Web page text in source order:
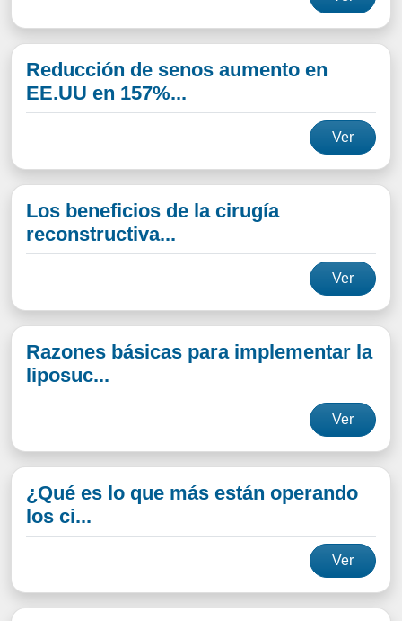
Reducción de senos aumento en
EE.UU en 157%...
Ver
Los beneficios de la cirugía
reconstructiva...
Ver
Razones básicas para implementar la
liposuc...
Ver
¿Qué es lo que más están operando
los ci...
Ver